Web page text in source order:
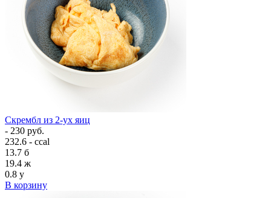
Скрембл из 2-ух яиц
- 230 руб.
232.6 - ccal
13.7 б
19.4 ж
0.8 у
В корзину